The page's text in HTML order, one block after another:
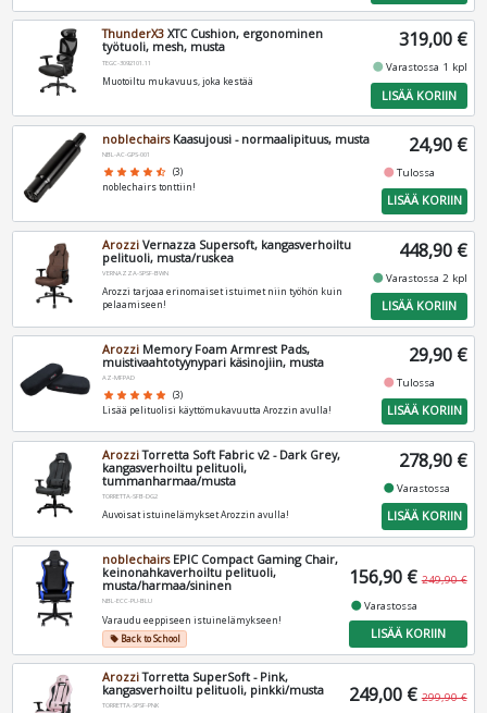
ThunderX3 XTC Cushion, ergonominen
työtuoli, mesh, musta
TEGC-3092101.11
Muotoiltu mukavuus, joka kestää
319,00 €
fiber_manual_recordVarastossa 1 kpl
LISÄÄ KORIIN
noblechairsKaasujousi - normaalipituus, musta
NBL-AC-GPS-001
star star star star star_half (3)
noblechairs tonttiin!
24,90 €
fiber_manual_recordTulossa
LISÄÄ KORIIN
Arozzi Vernazza Supersoft, kangasverhoiltu
pelituoli, musta/ruskea
VERNAZZA-SPSF-BWN
Arozzi tarjoaa erinomaiset istuimet niin työhön kuin
pelaamiseen!
448,90 €
fiber_manual_recordVarastossa 2 kpl
LISÄÄ KORIIN
Arozzi Memory Foam Armrest Pads,
muistivaahtotyynypari käsinojiin, musta
AZ-MFPAD
star star star star star (3)
Lisää pelituolisi käyttömukavuutta Arozzin avulla!
29,90 €
fiber_manual_recordTulossa
LISÄÄ KORIIN
ArozziTorretta Soft Fabric v2 - Dark Grey,
kangasverhoiltu pelituoli,
tummanharmaa/musta
TORRETTA-SFB-DG2
Auvoisat istuinelämykset Arozzin avulla!
278,90 €
fiber_manual_recordVarastossa
LISÄÄ KORIIN
noblechairsEPIC Compact Gaming Chair,
keinonahkaverhoiltu pelituoli,
musta/harmaa/sininen
NBL-ECC-PU-BLU
Varaudu eeppiseen istuinelämykseen!
local_offerBack to School
156,90 € 249,90 €
fiber_manual_recordVarastossa
LISÄÄ KORIIN
ArozziTorretta SuperSoft - Pink,
kangasverhoiltu pelituoli, pinkki/musta
TORRETTA-SPSF-PNK 249,00 € 299,90 €